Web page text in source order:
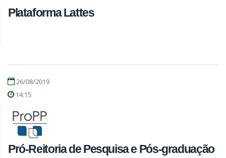
Plataforma Lattes
26/08/2019
14:15
Pró-Reitoria de Pesquisa e Pós-graduação